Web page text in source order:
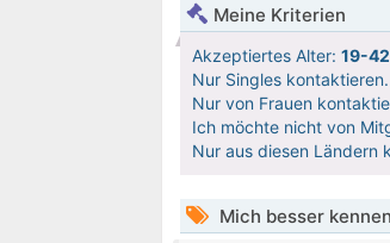
Meine Kriterien
Akzeptiertes Alter: 19-42
Nur Singles kontaktieren.
Nur von Frauen
Ich möchte nicht von
Nur aus diesen Ländern
Mich besser